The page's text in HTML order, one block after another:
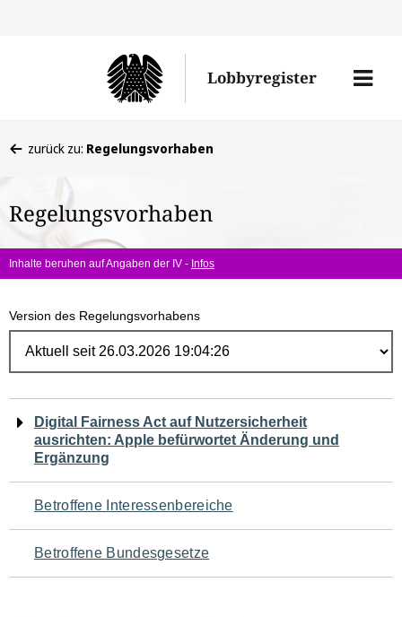
Lobbyregister
Menü
befinden
hier:
zurück zu: Regelungsvorhaben
Regelungsvorhaben
Inhalte beruhen auf Angaben der IV - Infos
Version des Regelungsvorhabens
Navigation
für
den
Seiteninhalt
Digital Fairness Act auf Nutzersicherheit
ausrichten: Apple befürwortet Änderung und
Ergänzung
Betroffene Interessenbereiche
Betroffene Bundesgesetze